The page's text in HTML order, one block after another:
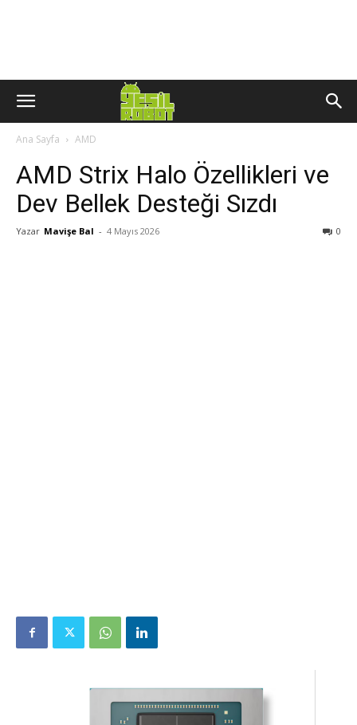
Ana Sayfa AMD
AMD Strix Halo Özellikleri ve
Dev Bellek Desteği Sızdı
Yazar Mavişe Bal - 4 Mayıs 2026 0